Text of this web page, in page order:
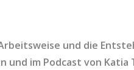
und die
und im Podcast von